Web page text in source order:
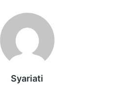
Syariati